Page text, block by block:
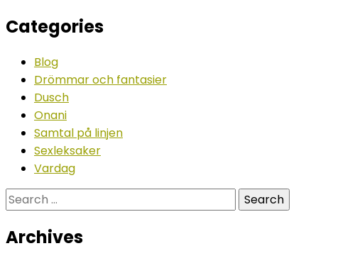
Categories
Blog
Drömmar och fantasier
Dusch
Onani
Samtal på linjen
Sexleksaker
Vardag
Search
for:
Archives